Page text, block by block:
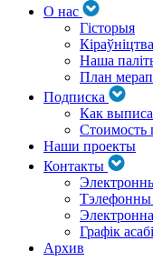
О нас
Гісторыя
Кіраўніцтва
Наша
План
Подписка
Как
Стоимость
Наши проекты
Контакты
Тэлефонны
Графік
Архив